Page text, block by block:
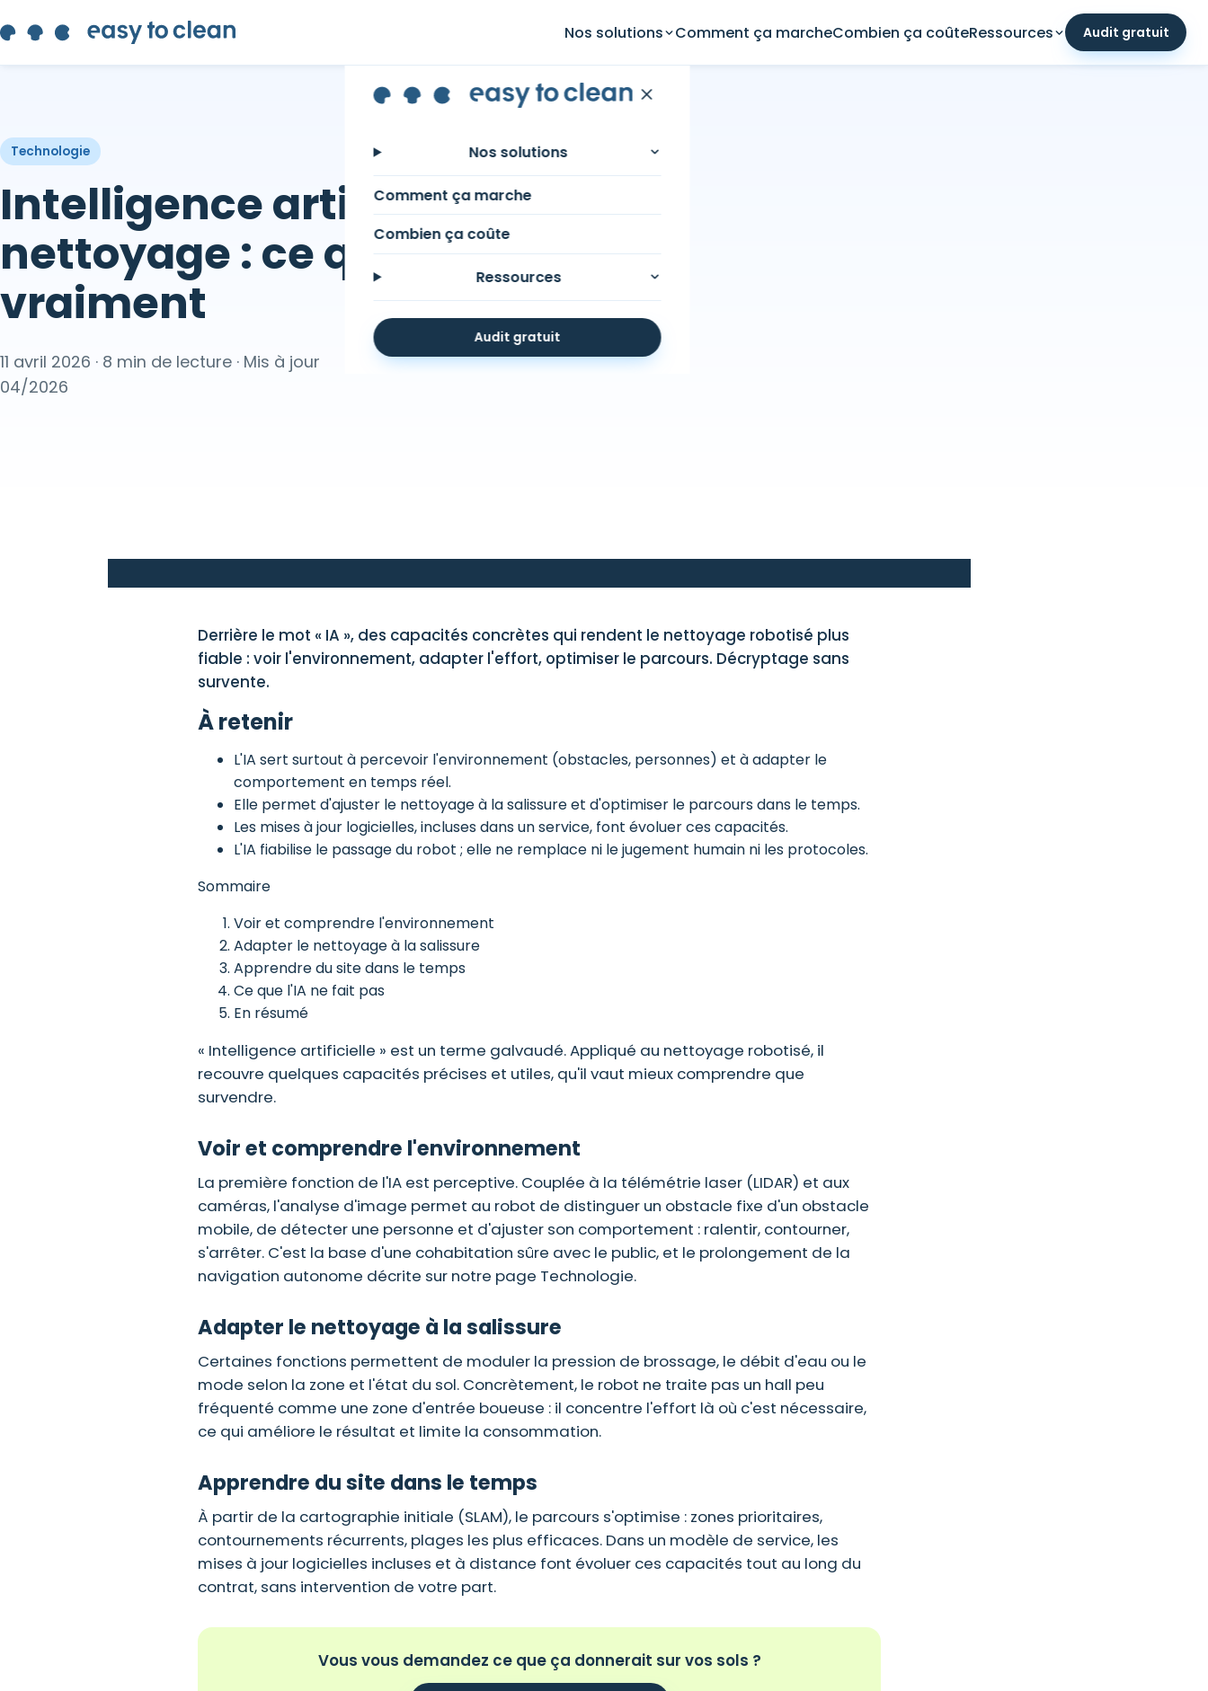
Nos solutions Comment ça marcheCombien ça coûteRessources Audit gratuit
Nos solutions
Comment ça marche
Combien ça coûte
Ressources
Audit gratuit
Technologie
Intelligence artificielle et
nettoyage : ce qu'elle change
vraiment
11 avril 2026 · 8 min de lecture · Mis à jour
04/2026
Derrière le mot « IA », des capacités concrètes qui rendent le nettoyage robotisé plus
fiable : voir l'environnement, adapter l'effort, optimiser le parcours. Décryptage sans
survente.
À retenir
L'IA sert surtout à percevoir l'environnement (obstacles, personnes) et à adapter le
comportement en temps réel.
Elle permet d'ajuster le nettoyage à la salissure et d'optimiser le parcours dans le temps.
Les mises à jour logicielles, incluses dans un service, font évoluer ces capacités.
L'IA fiabilise le passage du robot ; elle ne remplace ni le jugement humain ni les protocoles.
Sommaire
Voir et comprendre l'environnement
Adapter le nettoyage à la salissure
Apprendre du site dans le temps
Ce que l'IA ne fait pas
En résumé
« Intelligence artificielle » est un terme galvaudé. Appliqué au nettoyage robotisé, il
recouvre quelques capacités précises et utiles, qu'il vaut mieux comprendre que
survendre.
Voir et comprendre l'environnement
La première fonction de l'IA est perceptive. Couplée à la télémétrie laser (LIDAR) et aux
caméras, l'analyse d'image permet au robot de distinguer un obstacle fixe d'un obstacle
mobile, de détecter une personne et d'ajuster son comportement : ralentir, contourner,
s'arrêter. C'est la base d'une cohabitation sûre avec le public, et le prolongement de la
navigation autonome décrite sur notre page Technologie.
Adapter le nettoyage à la salissure
Certaines fonctions permettent de moduler la pression de brossage, le débit d'eau ou le
mode selon la zone et l'état du sol. Concrètement, le robot ne traite pas un hall peu
fréquenté comme une zone d'entrée boueuse : il concentre l'effort là où c'est nécessaire,
ce qui améliore le résultat et limite la consommation.
Apprendre du site dans le temps
À partir de la cartographie initiale (SLAM), le parcours s'optimise : zones prioritaires,
contournements récurrents, plages les plus efficaces. Dans un modèle de service, les
mises à jour logicielles incluses et à distance font évoluer ces capacités tout au long du
contrat, sans intervention de votre part.
Vous vous demandez ce que ça donnerait sur vos sols ?